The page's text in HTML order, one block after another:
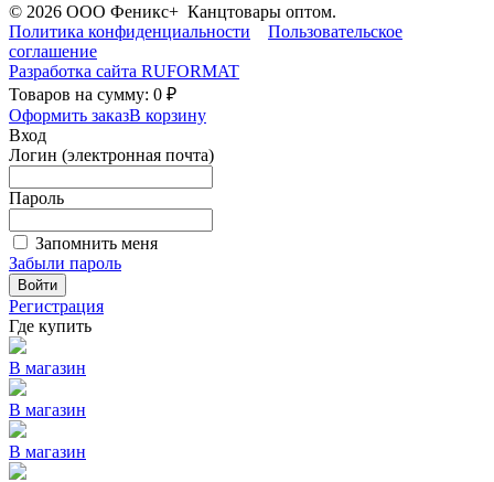
© 2026 ООО Феникс+ Канцтовары оптом.
Политика конфиденциальности
Пользовательское
соглашение
Разработка сайта RUFORMAT
Товаров на сумму: 0 ₽
Оформить заказВ корзину
Вход
Логин (электронная почта)
Пароль
Запомнить меня
Забыли пароль
Войти
Регистрация
Где купить
В магазин
В магазин
В магазин